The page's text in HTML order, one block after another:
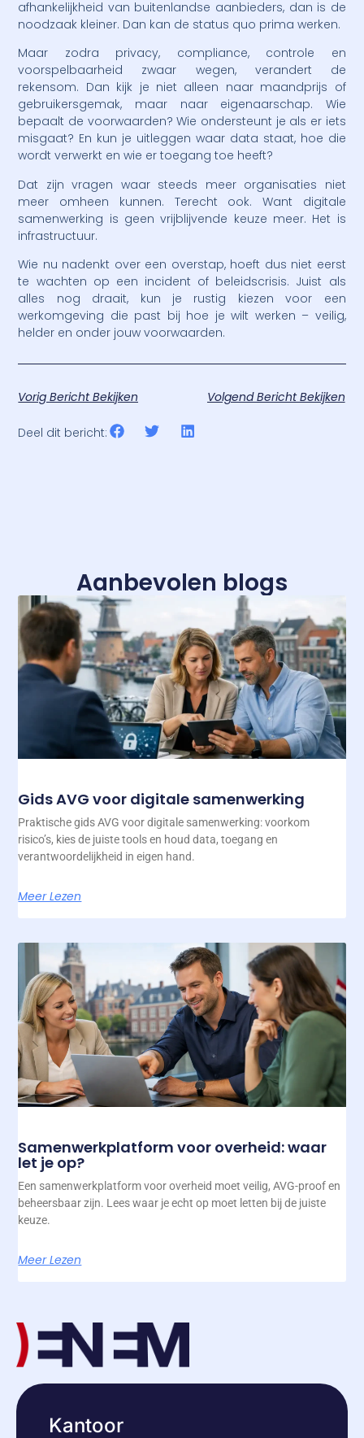
afhankelijkheid van buitenlandse aanbieders, dan is de
noodzaak kleiner. Dan kan de status quo prima werken.
Maar zodra privacy, compliance, controle en
voorspelbaarheid zwaar wegen, verandert de
rekensom. Dan kijk je niet alleen naar maandprijs of
gebruikersgemak, maar naar eigenaarschap. Wie
bepaalt de voorwaarden? Wie ondersteunt je als er iets
misgaat? En kun je uitleggen waar data staat, hoe die
wordt verwerkt en wie er toegang toe heeft?
Dat zijn vragen waar steeds meer organisaties niet
meer omheen kunnen. Terecht ook. Want digitale
samenwerking is geen vrijblijvende keuze meer. Het is
infrastructuur.
Wie nu nadenkt over een overstap, hoeft dus niet eerst
te wachten op een incident of beleidscrisis. Juist als
alles nog draait, kun je rustig kiezen voor een
werkomgeving die past bij hoe je wilt werken – veilig,
helder en onder jouw voorwaarden.
Vorig Bericht Bekijken Volgend Bericht Bekijken
Deel dit bericht:
Aanbevolen blogs
Gids AVG voor digitale samenwerking
Praktische gids AVG voor digitale samenwerking: voorkom
risico’s, kies de juiste tools en houd data, toegang en
verantwoordelijkheid in eigen hand.
Meer Lezen
Samenwerkplatform voor overheid: waar
let je op?
Een samenwerkplatform voor overheid moet veilig, AVG-proof en
beheersbaar zijn. Lees waar je echt op moet letten bij de juiste
keuze.
Meer Lezen
Kantoor